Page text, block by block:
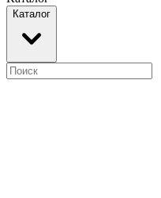
Каталог